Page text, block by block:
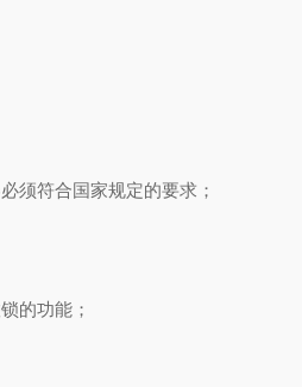
须符合国家规定的要求；
的功能；